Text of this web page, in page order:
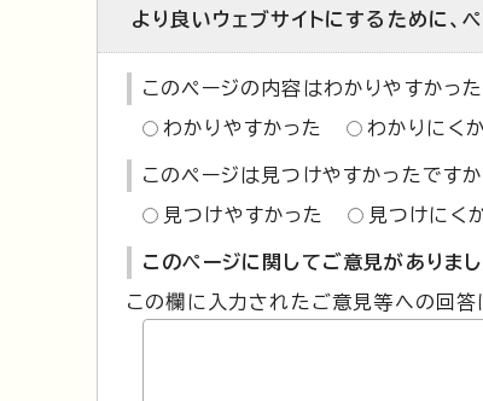
より良いウェブサイトにするために、
このページの内容はわかりやすかっ
わかりやすかった わかりにく
このページは見つけやすかったですか
見つけやすかった 見つけにく
このページに関してご意見がありま
この欄に入力されたご意見等への回答